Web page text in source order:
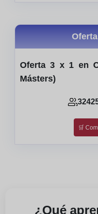
Oferta 3 x 1 en
Másters)
🛒
¿Qué